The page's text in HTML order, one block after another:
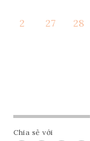
2 27 28
Chia sẻ với